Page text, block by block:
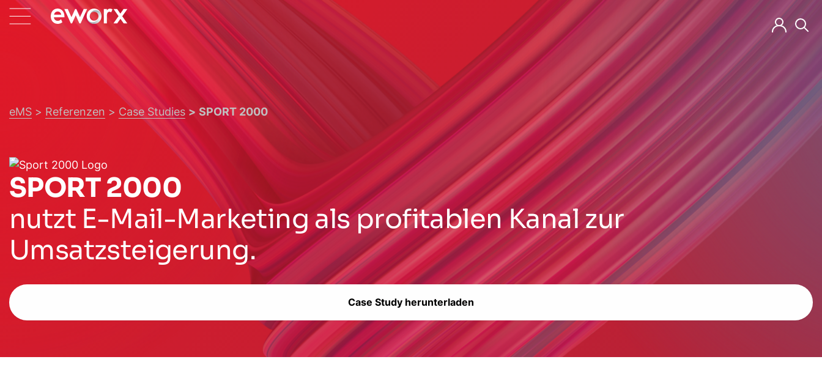
eMS Referenzen Case Studies SPORT 2000
SPORT 2000
nutzt E-Mail-Marketing als profitablen Kanal zur
Umsatzsteigerung.
Case Study herunterladen